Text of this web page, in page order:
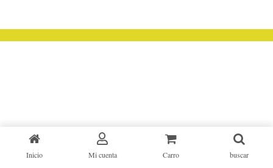
Inicio Mi cuenta Carro buscar